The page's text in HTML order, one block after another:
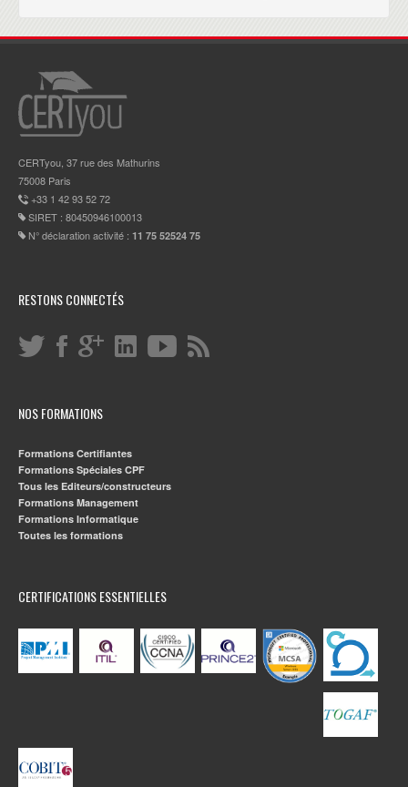
CERTyou, 37 rue des Mathurins
75008 Paris
+33 1 42 93 52 72
SIRET : 80450946100013
N° déclaration activité : 11 75 52524 75
RESTONS CONNECTÉS
NOS FORMATIONS
Formations Certifiantes
Formations Spéciales CPF
Tous les Editeurs/constructeurs
Formations Management
Formations Informatique
Toutes les formations
CERTIFICATIONS ESSENTIELLES